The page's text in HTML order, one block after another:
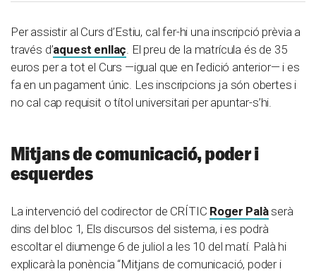
Per assistir al Curs d’Estiu, cal fer-hi una inscripció prèvia a
través d’aquest enllaç. El preu de la matrícula és de 35
euros per a tot el Curs —igual que en l’edició anterior— i es
fa en un pagament únic. Les inscripcions ja són obertes i
no cal cap requisit o títol universitari per apuntar-s’hi.
Mitjans de comunicació, poder i
esquerdes
La intervenció del codirector de CRÍTIC Roger Palàserà
dins del bloc 1, Els discursos del sistema, i es podrà
escoltar el diumenge 6 de juliol a les 10 del matí. Palà hi
explicarà la ponència “Mitjans de comunicació, poder i